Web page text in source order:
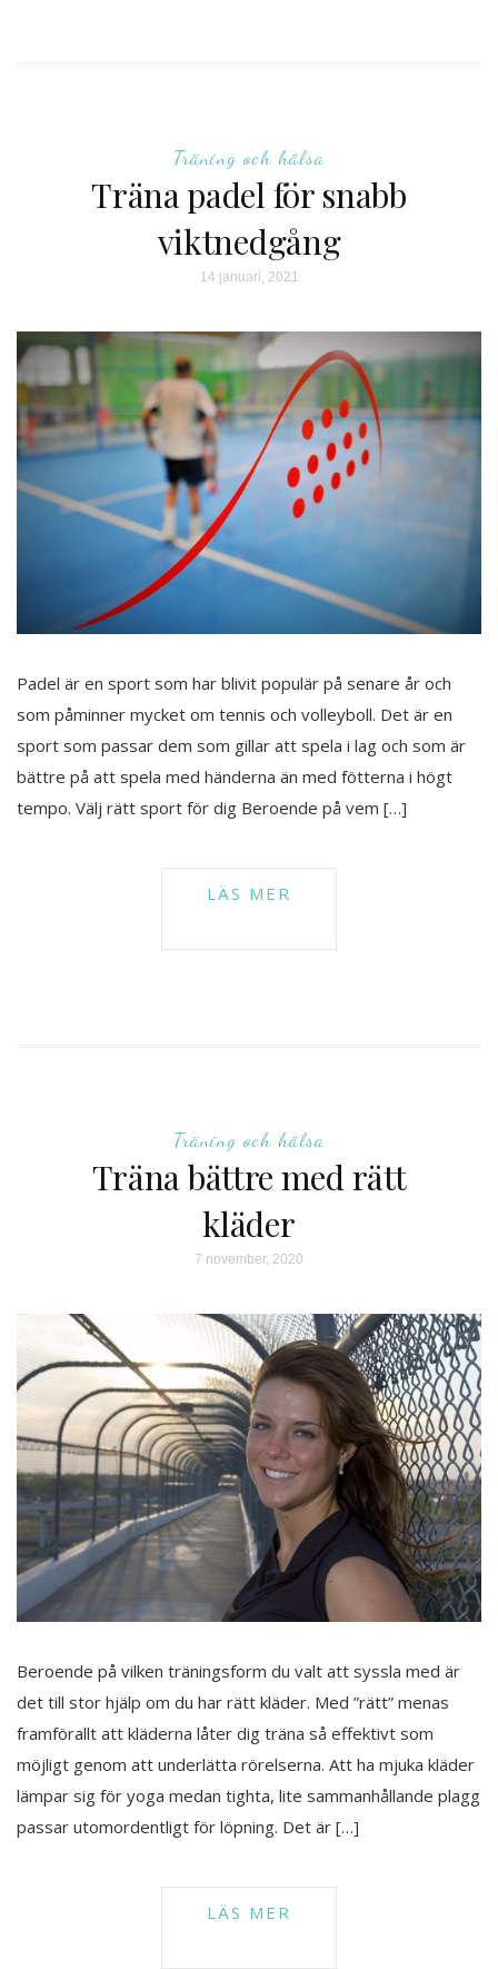
Träning och hälsa
Träna padel för snabb
viktnedgång
14 januari, 2021
Padel är en sport som har blivit populär på senare år och
som påminner mycket om tennis och volleyboll. Det är en
sport som passar dem som gillar att spela i lag och som är
bättre på att spela med händerna än med fötterna i högt
tempo. Välj rätt sport för dig Beroende på vem […]
Träning och hälsa
Träna bättre med rätt
kläder
7 november, 2020
Beroende på vilken träningsform du valt att syssla med är
det till stor hjälp om du har rätt kläder. Med ”rätt” menas
framförallt att kläderna låter dig träna så effektivt som
möjligt genom att underlätta rörelserna. Att ha mjuka kläder
lämpar sig för yoga medan tighta, lite sammanhållande plagg
passar utomordentligt för löpning. Det är […]